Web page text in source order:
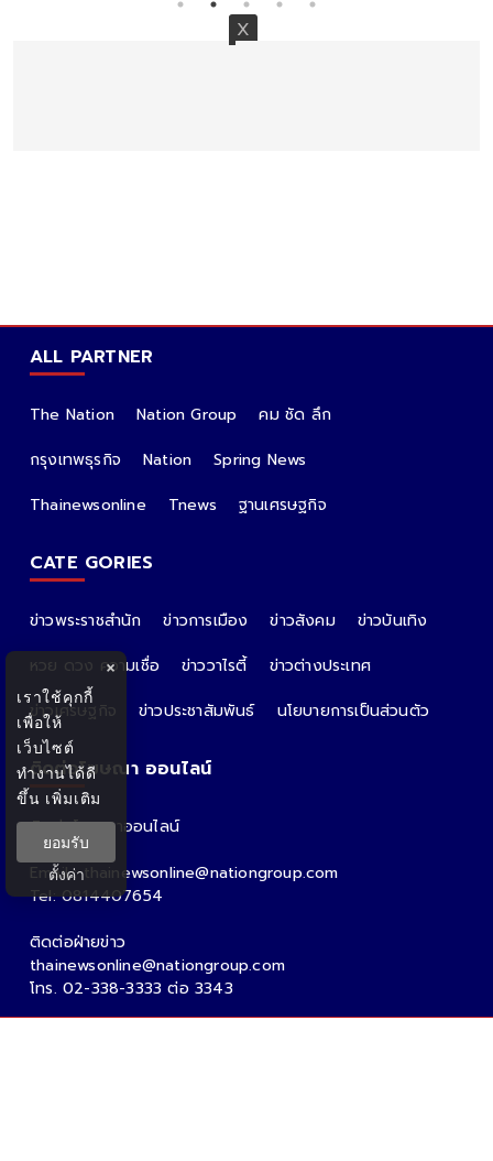
ALL PARTNER
The Nation Nation Group
คม ชัด ลึก
กรุงเทพธุรกิจ
Nation
Spring News
Thainewsonline
Tnews ฐานเศรษฐกิจ
CATE GORIES
ข่าวพระราชสำนัก ข่าวการเมือง ข่าวสังคม
ข่าวบันเทิง
หวย ดวง ความเชื่อ
ข่าววาไรตี้
ข่าวต่างประเทศ
ข่าวเศรษฐกิจ
ข่าวประชาสัมพันธ์ นโยบายการเป็นส่วนตัว
ติดต่อโฆษณา ออนไลน์
ติดต่อโฆษณาออนไลน์
คุณอ้อ
Email : thainewsonline@nationgroup.com
Tel: 0814407654
ติดต่อฝ่ายข่าว
thainewsonline@nationgroup.com
โทร. 02-338-3333 ต่อ 3343
×
เราใช้คุกกี้
เพื่อให้
เว็บไซต์
ทำงานได้ดี
ขึ้น เพิ่มเติม
ยอมรับ
ตั้งค่า